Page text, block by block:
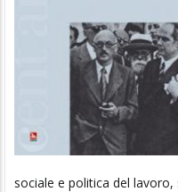
sociale e politica del